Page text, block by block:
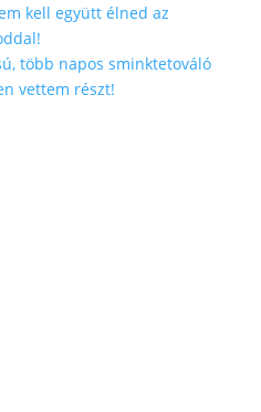
kell együtt élned az
több napos sminktetováló
vettem részt!